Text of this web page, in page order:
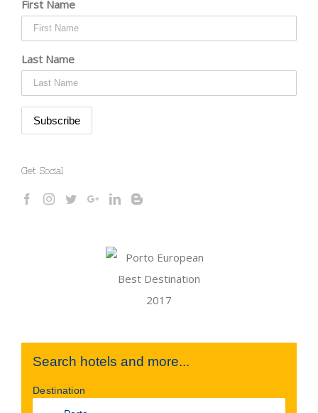
First Name
Last Name
Get Social
Search hotels and more...
Destination